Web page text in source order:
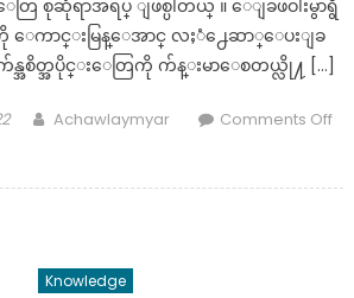
စုဆုံရာအရပ္ ျဖစ္ပါတယ္ ။ ေျခဖဝါးမွာရွိ
ကာင္းမြန္ေအာင္ လႈံ႕ေဆာ္ေပးျခ
န္အစိတ္အပိုင္းေတြကို က်န္းမာေစတယ္လို႔ […]
Author
Achawlaymyar
Comments Off
န္
Knowledge